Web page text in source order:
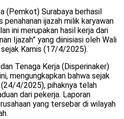
(Pemkot) Surabaya berhasil
ijazah milik karyawan
ini merupakan hasil kerja dari
Ijazah” yang diinisiasi oleh Wali
sejak Kamis (17/4/2025).
Tenaga Kerja (Disperinaker)
mengungkapkan bahwa sejak
4/2025), pihaknya telah
dari pekerja. Laporan
yang tersebar di wilayah